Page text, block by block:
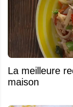
La meilleure
maison